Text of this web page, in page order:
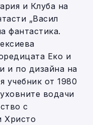
и Клуба на
„Васил
фантастика.
Еко и
и по дизайна на
учебник от 1980
водачи
с
Христо